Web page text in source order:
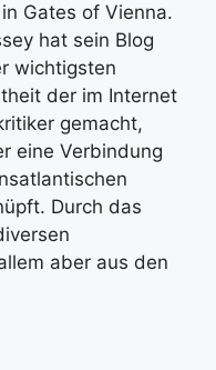
Gates of Vienna.
hat sein Blog
wichtigsten
der im Internet
gemacht,
eine Verbindung
Durch das
aber aus den